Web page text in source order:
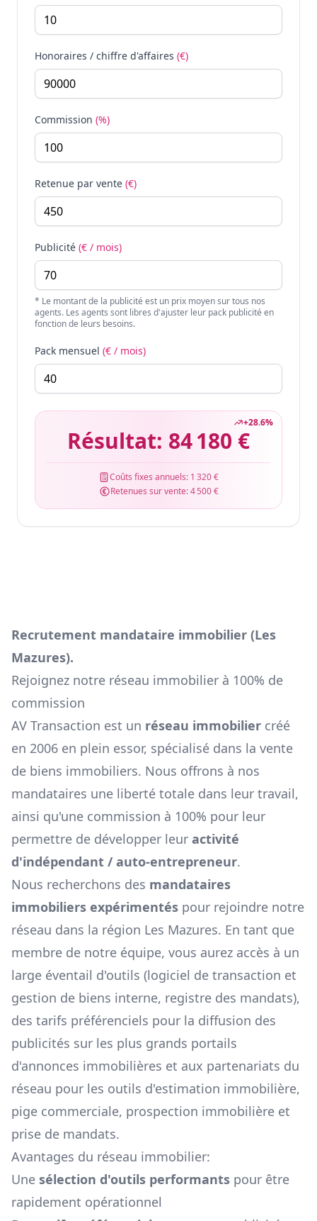
Honoraires / chiffre d'affaires (€)
Commission (%)
Retenue par vente (€)
Publicité (€ / mois)
* Le montant de la publicité est un prix moyen sur tous nos
agents. Les agents sont libres d'ajuster leur pack publicité en
fonction de leurs besoins.
Pack mensuel (€ / mois)
+28.6%
Résultat: 84 180 €
Coûts fixes annuels: 1 320 €
Retenues sur vente:4 500 €
Recrutement mandataire immobilier (Les
Mazures).
Rejoignez notre réseau immobilier à 100% de
commission
AV Transaction est un réseau immobilier créé
en 2006 en plein essor, spécialisé dans la vente
de biens immobiliers. Nous offrons à nos
mandataires une liberté totale dans leur travail,
ainsi qu'une commission à 100% pour leur
permettre de développer leur activité
d'indépendant / auto-entrepreneur.
Nous recherchons des mandataires
immobiliers expérimentés pour rejoindre notre
réseau dans la région Les Mazures. En tant que
membre de notre équipe, vous aurez accès à un
large éventail d'outils (logiciel de transaction et
gestion de biens interne, registre des mandats),
des tarifs préférenciels pour la diffusion des
publicités sur les plus grands portails
d'annonces immobilières et aux partenariats du
réseau pour les outils d'estimation immobilière,
pige commerciale, prospection immobilière et
prise de mandats.
Avantages du réseau immobilier:
Une sélection d'outils performants pour être
rapidement opérationnel